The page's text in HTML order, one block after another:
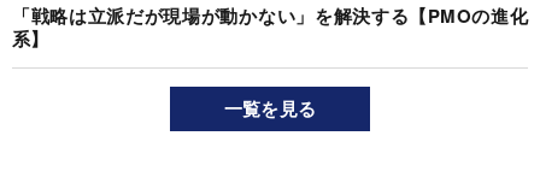
「戦略は立派だが現場が動かない」を解決する【PMOの進化
系】
一覧を見る